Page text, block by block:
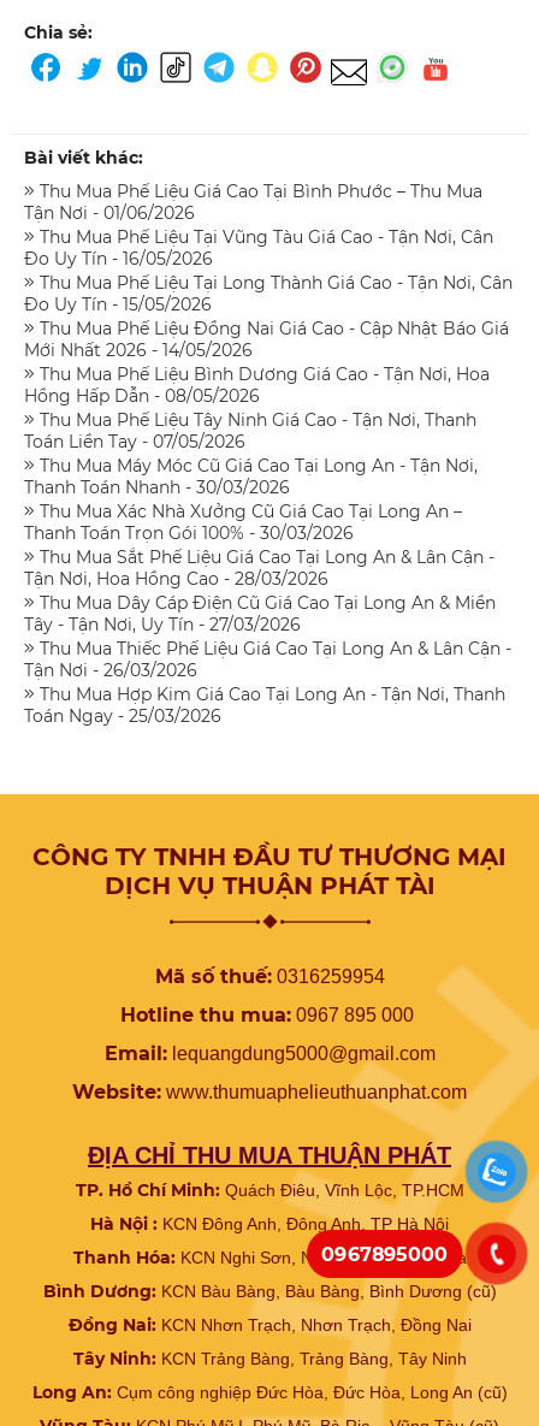
Chia sẻ:
Bài viết khác:
Thu Mua Phế Liệu Giá Cao Tại Bình Phước – Thu Mua
Tận Nơi - 01/06/2026
Thu Mua Phế Liệu Tại Vũng Tàu Giá Cao - Tận Nơi, Cân
Đo Uy Tín - 16/05/2026
Thu Mua Phế Liệu Tại Long Thành Giá Cao - Tận Nơi, Cân
Đo Uy Tín - 15/05/2026
Thu Mua Phế Liệu Đồng Nai Giá Cao - Cập Nhật Báo Giá
Mới Nhất 2026 - 14/05/2026
Thu Mua Phế Liệu Bình Dương Giá Cao - Tận Nơi, Hoa
Hồng Hấp Dẫn - 08/05/2026
Thu Mua Phế Liệu Tây Ninh Giá Cao - Tận Nơi, Thanh
Toán Liền Tay - 07/05/2026
Thu Mua Máy Móc Cũ Giá Cao Tại Long An - Tận Nơi,
Thanh Toán Nhanh - 30/03/2026
Thu Mua Xác Nhà Xưởng Cũ Giá Cao Tại Long An –
Thanh Toán Trọn Gói 100% - 30/03/2026
Thu Mua Sắt Phế Liệu Giá Cao Tại Long An & Lân Cận -
Tận Nơi, Hoa Hồng Cao - 28/03/2026
Thu Mua Dây Cáp Điện Cũ Giá Cao Tại Long An & Miền
Tây - Tận Nơi, Uy Tín - 27/03/2026
Thu Mua Thiếc Phế Liệu Giá Cao Tại Long An & Lân Cận -
Tận Nơi - 26/03/2026
Thu Mua Hợp Kim Giá Cao Tại Long An - Tận Nơi, Thanh
Toán Ngay - 25/03/2026
CÔNG TY TNHH ĐẦU TƯ THƯƠNG MẠI
DỊCH VỤ THUẬN PHÁT TÀI
Mã số thuế:0316259954
Hotline thu mua: 0967 895 000
Email:lequangdung5000@gmail.com
Website: www.thumuaphelieuthuanphat.com
ĐỊA CHỈ THU MUA THUẬN PHÁT
TP. Hồ Chí Minh:Quách Điêu, Vĩnh Lộc, TP.HCM
Hà Nội : KCN Đông Anh, Đông Anh, TP Hà Nội
Thanh Hóa:KCN Nghi Sơn, Nghi Sơn, Thanh Hóa
Bình Dương:KCN Bàu Bàng, Bàu Bàng, Bình Dương (cũ)
Đồng Nai: KCN Nhơn Trạch, Nhơn Trạch, Đồng Nai
Tây Ninh: KCN Trảng Bàng, Trảng Bàng, Tây Ninh
Long An: Cụm công nghiệp Đức Hòa, Đức Hòa, Long An (cũ)
0967895000